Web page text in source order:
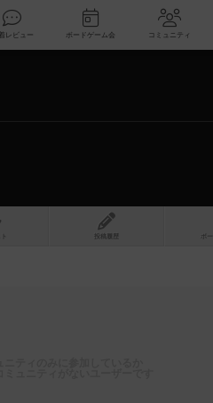
新着レビュー ボードゲーム会
投稿履歴 ボ